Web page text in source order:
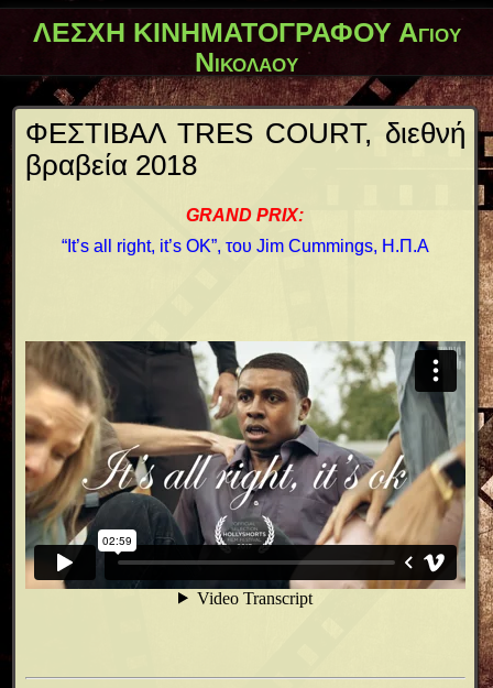
ΛΕΣΧΗ ΚΙΝΗΜΑΤΟΓΡΑΦΟΥ Αγίου
Νικολάου
ΦΕΣΤΙΒΑΛ TRES COURT, διεθνή
βραβεία 2018
GRAND PRIX:
“It’s all right, it’s OK”, του Jim Cummings, Η.Π.Α